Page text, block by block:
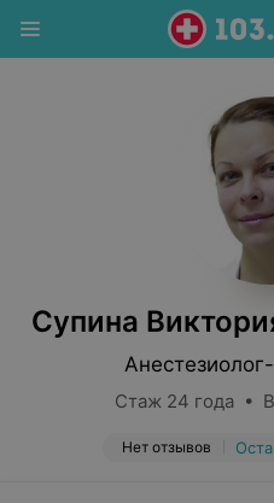
Супина
Стаж 24 года •
Нет отзывов